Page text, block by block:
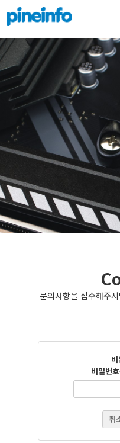
콘텐츠로
건너뛰기
문의사항을 접수해주
비밀번
취
파인인포 홈으로 이동